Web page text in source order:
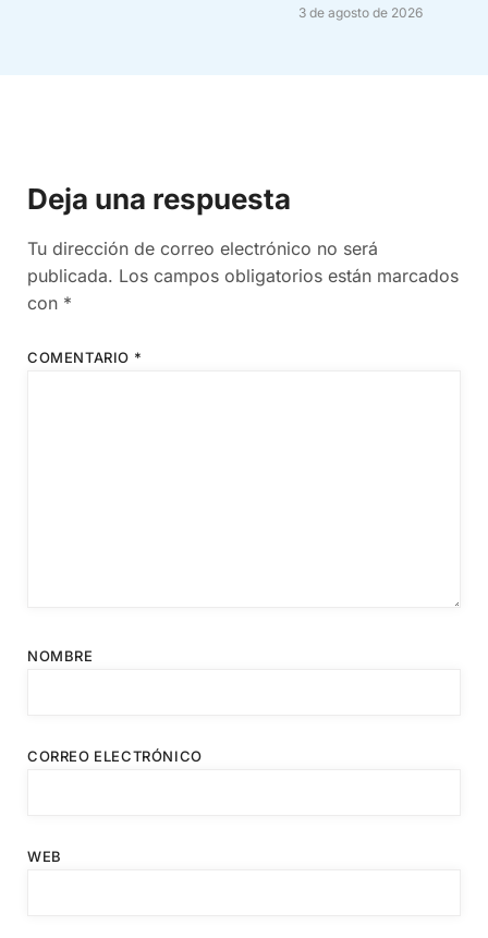
3 de agosto de 2026
Deja una respuesta
Tu dirección de correo electrónico no será
publicada. Los campos obligatorios están marcados
con *
COMENTARIO *
NOMBRE
CORREO ELECTRÓNICO
WEB